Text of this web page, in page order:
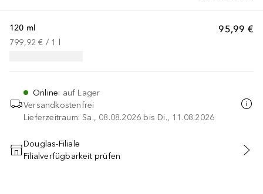
95,99 €
120 ml
799,92 € / 1
Online: auf Lager
Versandkostenfrei
Lieferzeitraum: Sa., 08.08.2026 bis Di., 11.08.2026
IN DEN WARENKORB
Douglas-Filiale
Filialverfügbarkeit prüfen